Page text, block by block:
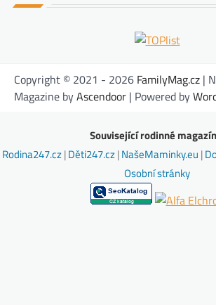
Copyright © 2021 - 2026 FamilyMag.cz |
Magazine byAscendoor | Powered by
Související rodinné
Rodina247.cz|Děti247.cz|NašeMaminky.eu |
Osobní stránky